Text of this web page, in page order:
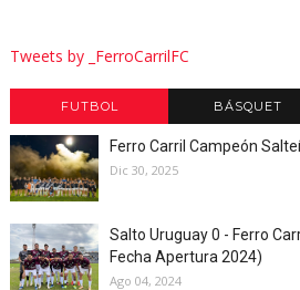
Tweets by _FerroCarrilFC
FUTBOL BÁSQUET
Ferro Carril Campeón
Dic 30, 2025
Salto Uruguay 0 - Ferro
Fecha Apertura 2024)
Ago 04, 2024